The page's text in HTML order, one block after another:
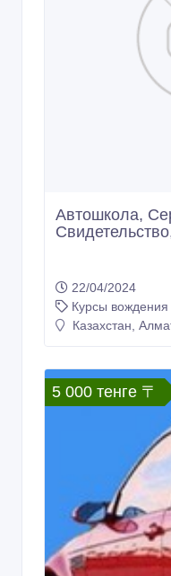
Автошкола,
22/04/2024
Курсы вождения
Казахстан,
5 000 тенге 〒